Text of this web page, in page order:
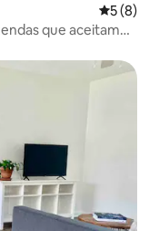
5 de
5 (8)
que aceitam